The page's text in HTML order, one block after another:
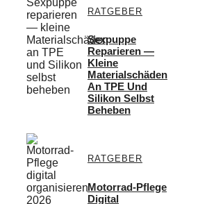
RATGEBER
Sexpuppe
Reparieren —
Kleine
Materialschäden
An TPE Und
Silikon Selbst
Beheben
RATGEBER
Motorrad-Pflege
Digital